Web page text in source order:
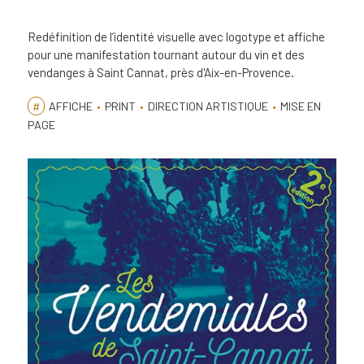
Redéfinition de l’identité visuelle avec logotype et affiche
pour une manifestation tournant autour du vin et des
vendanges à Saint Cannat, près d'Aix-en-Provence.
# AFFICHE • PRINT • DIRECTION ARTISTIQUE • MISE EN
PAGE